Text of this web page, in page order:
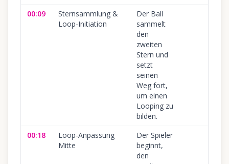
00:09
Sternsammlung &
Loop-Initiation
Der Ball
sammelt
den
zweiten
Stern und
setzt
seinen
Weg fort,
um einen
Looping zu
bilden.
00:18
Loop-Anpassung
Mitte
Der Spieler
beginnt,
den